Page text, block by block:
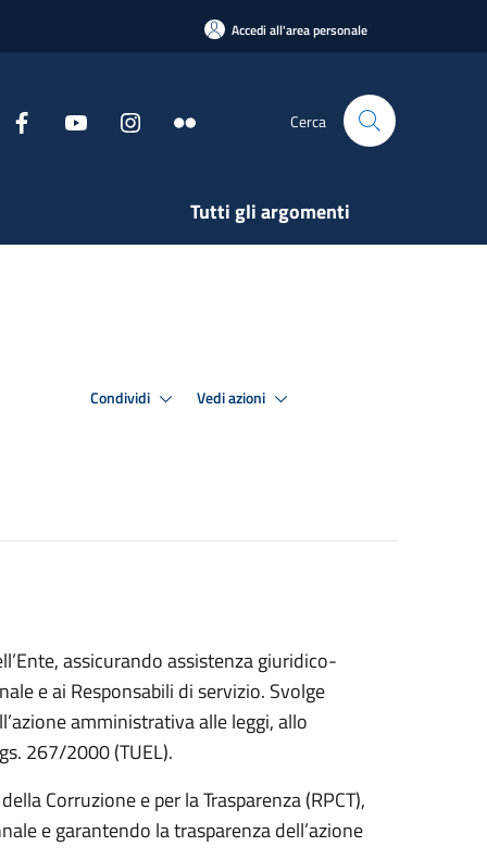
Accedi all'area personale
Cerca
Tutti gli argomenti
Condividi Vedi azioni
assicurando assistenza giuridico-
e ai Responsabili di servizio. Svolge
amministrativa alle leggi, allo
267/2000 (TUEL).
Corruzione e per la Trasparenza (RPCT),
e garantendo la trasparenza dell’azione